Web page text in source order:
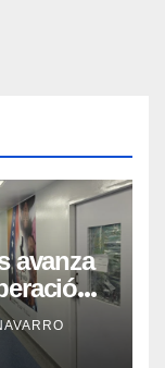
avanza